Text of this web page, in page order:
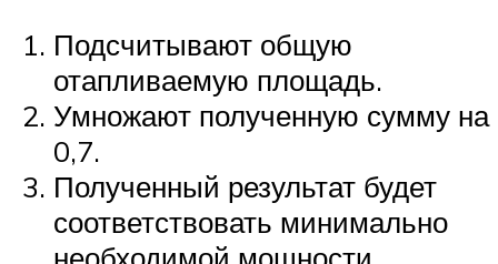
Подсчитывают общую
отапливаемую площадь.
Умножают полученную сумму на
0,7.
Полученный результат будет
соответствовать минимально